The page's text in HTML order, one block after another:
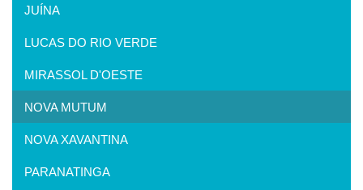
JUÍNA
LUCAS DO RIO VERDE
MIRASSOL D'OESTE
NOVA MUTUM
NOVA XAVANTINA
PARANATINGA